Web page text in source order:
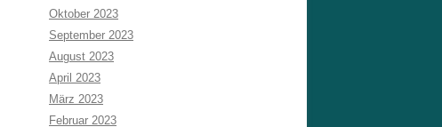
Oktober 2023
September 2023
August 2023
April 2023
März 2023
Februar 2023